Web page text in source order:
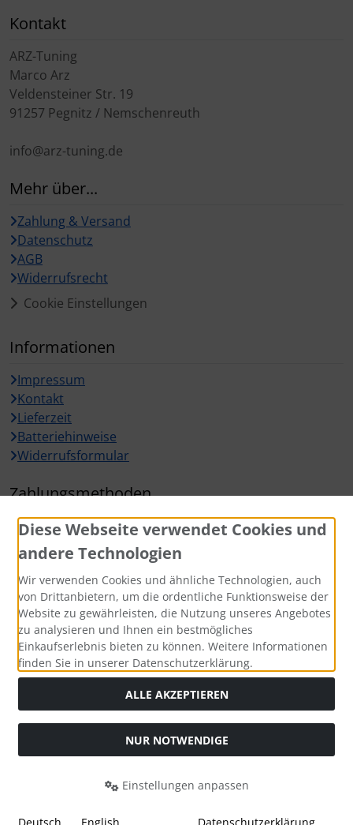
Kontakt
ARZ-Tuning
Marco Arz
Veldensteiner Str. 19
91257 Pegnitz / Nemschenreuth
info@arz-tuning.de
Mehr über...
Zahlung & Versand
Datenschutz
AGB
Widerrufsrecht
Cookie Einstellungen
Informationen
Impressum
Kontakt
Lieferzeit
Batteriehinweise
Widerrufsformular
Zahlungsmethoden
Widerrufsbutton
Alle Preise inkl. gesetzl. MwSt. zzgl.Versandkosten
durchgestrichenen Preise entsprechen dem bisherigen Preis
ARZ-Tuning © 2026 | Template © 2026 by Karl
ialla eCommerce Shopsoftware © 2006-2026
Diese Webseite verwendet Cookies und
andere Technologien
Wir verwenden Cookies und ähnliche Technologien, auch
von Drittanbietern, um die ordentliche Funktionsweise der
Website zu gewährleisten, die Nutzung unseres Angebotes
zu analysieren und Ihnen ein bestmögliches
Einkaufserlebnis bieten zu können. Weitere Informationen
finden Sie in unserer Datenschutzerklärung.
ALLE AKZEPTIEREN
NUR NOTWENDIGE
Einstellungen anpassen